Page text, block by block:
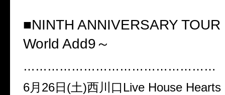
■NINTH ANNIVERSARY
World Add9～
…………………………………………
6月26日(土)西川口Live House Hearts